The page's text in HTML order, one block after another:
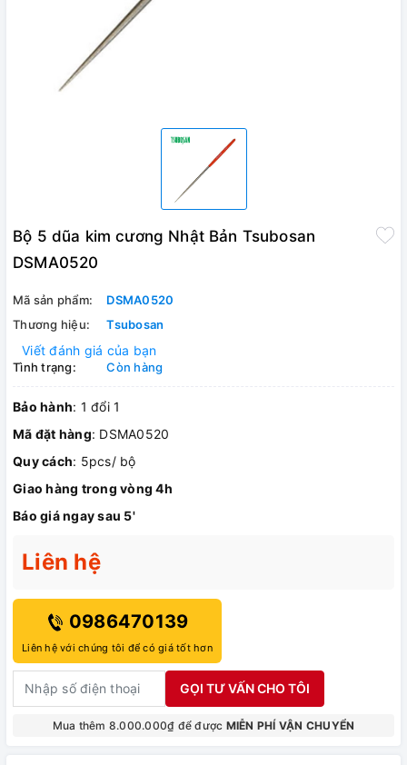
Bộ 5 dũa kim cương Nhật Bản Tsubosan
DSMA0520
Mã sản phẩm:
DSMA0520
Thương hiệu:
Tsubosan
Viết đánh giá của bạn
Tình trạng: Còn hàng
Bảo hành: 1 đổi 1
Mã đặt hàng: DSMA0520
Quy cách: 5pcs/ bộ
Giao hàng trong vòng 4h
Báo giá ngay sau 5'
Liên hệ
0986470139
Liên hệ với chúng tôi để có giá tốt hơn
GỌI TƯ VẤN CHO TÔI
Mua thêm 8.000.000₫ để được MIỄN PHÍ VẬN CHUYỂN